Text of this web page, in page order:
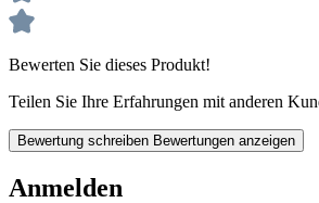
Bewerten Sie dieses Produkt!
Teilen Sie Ihre Erfahrungen mit anderen
Bewertung schreiben Bewertungen anzeigen
Anmelden